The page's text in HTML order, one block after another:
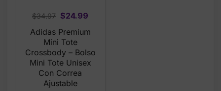
$34.97 Original
price
was:
$34.97.
$24.99
$24.99.
Adidas Premium
Mini Tote
Crossbody – Bolso
Mini Tote Unisex
Con Correa
Ajustable